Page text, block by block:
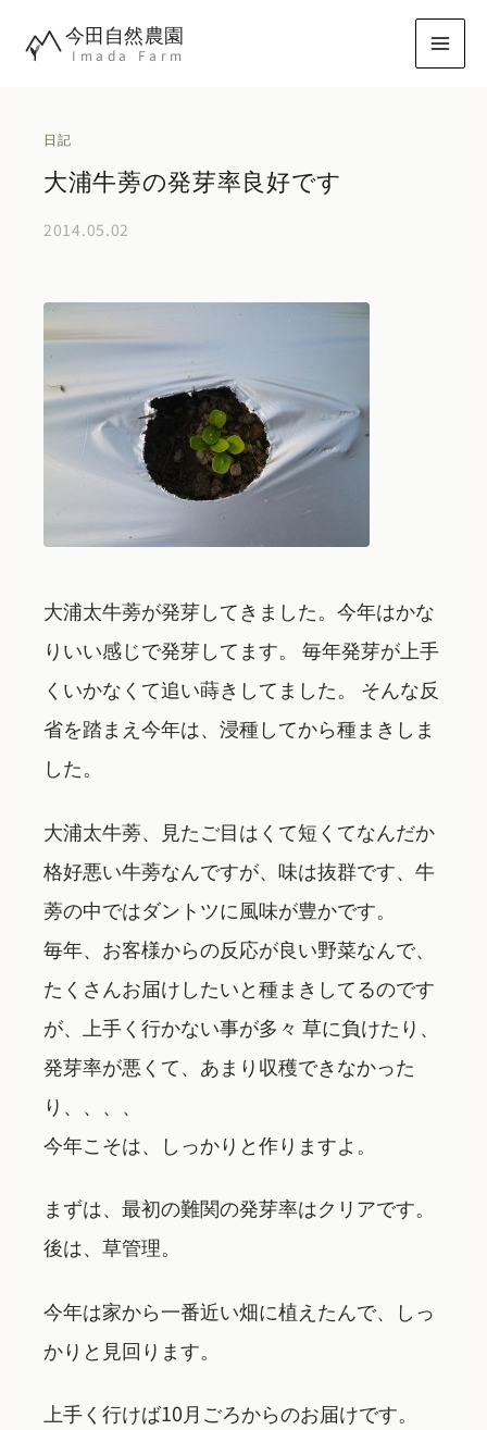
今田自然農園
Imada Farm
日記
大浦牛蒡の発芽率良好です
2014.05.02
大浦太牛蒡が発芽してきました。今年はかな
りいい感じで発芽してます。 毎年発芽が上手
くいかなくて追い蒔きしてました。 そんな反
省を踏まえ今年は、浸種してから種まきしま
した。
大浦太牛蒡、見たご目はくて短くてなんだか
格好悪い牛蒡なんですが、味は抜群です、牛
蒡の中ではダントツに風味が豊かです。
毎年、お客様からの反応が良い野菜なんで、
たくさんお届けしたいと種まきしてるのです
が、上手く行かない事が多々 草に負けたり、
発芽率が悪くて、あまり収穫できなかった
り、、、、
今年こそは、しっかりと作りますよ。
まずは、最初の難関の発芽率はクリアです。
後は、草管理。
今年は家から一番近い畑に植えたんで、しっ
かりと見回ります。
上手く行けば10月ごろからのお届けです。